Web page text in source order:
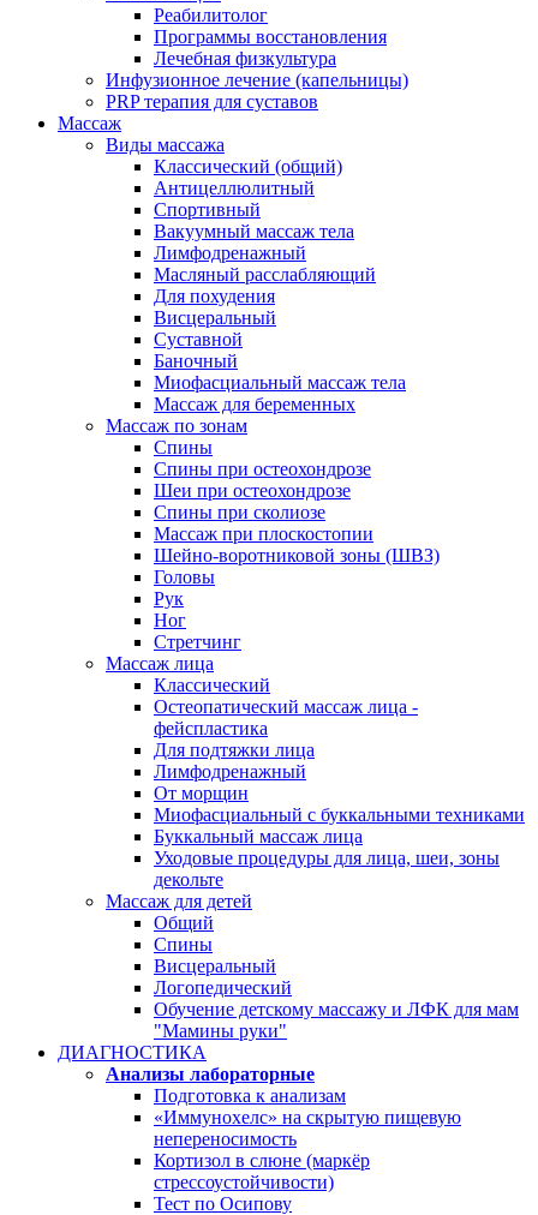
Реабилитолог
Программы восстановления
Лечебная физкультура
Инфузионное лечение (капельницы)
PRP терапия для суставов
Массаж
Виды массажа
Классический (общий)
Антицеллюлитный
Спортивный
Вакуумный массаж тела
Лимфодренажный
Масляный расслабляющий
Для похудения
Висцеральный
Суставной
Баночный
Миофасциальный массаж тела
Массаж для беременных
Массаж по зонам
Спины
Спины при остеохондрозе
Шеи при остеохондрозе
Спины при сколиозе
Массаж при плоскостопии
Шейно-воротниковой зоны (ШВЗ)
Головы
Рук
Ног
Стретчинг
Массаж лица
Классический
Остеопатический массаж лица -
фейспластика
Для подтяжки лица
Лимфодренажный
От морщин
Миофасциальный с буккальными техниками
Буккальный массаж лица
Уходовые процедуры для лица, шеи, зоны
декольте
Массаж для детей
Общий
Спины
Висцеральный
Логопедический
Обучение детскому массажу и ЛФК для мам
"Мамины руки"
ДИАГНОСТИКА
Анализы лабораторные
Подготовка к анализам
«Иммунохелс» на скрытую пищевую
непереносимость
Кортизол в слюне (маркёр
стрессоустойчивости)
Тест по Осипову